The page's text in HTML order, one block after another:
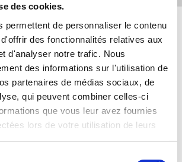
des cookies.
permettent de personnaliser le contenu
des fonctionnalités relatives aux
d'analyser notre trafic. Nous
des informations sur l'utilisation de
partenaires de médias sociaux, de
qui peuvent combiner celles-ci
que vous leur avez fournies
lors de votre utilisation de leurs